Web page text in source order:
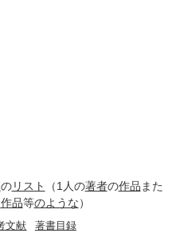
のリスト （1人の著者の作品 また
作品等のような）
文献 著書目録